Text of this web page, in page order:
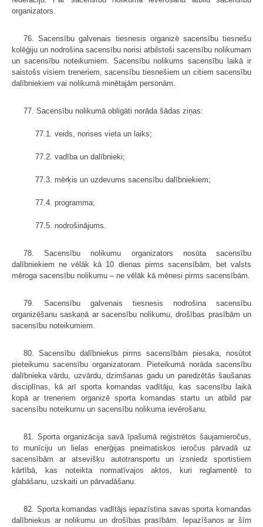
organizators.
76. Sacensību galvenais tiesnesis organizē sacensību tiesnešu
kolēģiju un nodrošina sacensību norisi atbilstoši sacensību nolikumam
un sacensību noteikumiem. Sacensību nolikums sacensību laikā ir
saistošs visiem treneriem, sacensību tiesnešiem un citiem sacensību
dalībniekiem vai nolikumā minētajām personām.
77. Sacensību nolikumā obligāti norāda šādas ziņas:
77.1. veids, norises vieta un laiks;
77.2. vadība un dalībnieki;
77.3. mērķis un uzdevums sacensību dalībniekiem;
77.4. programma;
77.5. nodrošinājums.
78. Sacensību nolikumu organizators nosūta sacensību
dalībniekiem ne vēlāk kā 10 dienas pirms sacensībām, bet valsts
mēroga sacensību nolikumu – ne vēlāk kā mēnesi pirms sacensībām.
79. Sacensību galvenais tiesnesis nodrošina sacensību
organizēšanu saskaņā ar sacensību nolikumu, drošības prasībām un
sacensību noteikumiem.
80. Sacensību dalībniekus pirms sacensībām piesaka, nosūtot
pieteikumu sacensību organizatoram. Pieteikumā norāda sacensību
dalībnieka vārdu, uzvārdu, dzimšanas gadu un paredzētās šaušanas
disciplīnas, kā arī sporta komandas vadītāju, kas sacensību laikā
kopā ar treneriem organizē sporta komandas startu un atbild par
sacensību noteikumu un sacensību nolikuma ievērošanu.
81. Sporta organizācija savā īpašumā reģistrētos šaujamieročus,
to munīciju un lielas enerģijas pneimatiskos ieročus pārvadā uz
sacensībām ar atsevišķu autotransportu un izsniedz sportistiem
kārtībā, kas noteikta normatīvajos aktos, kuri reglamentē to
glabāšanu, uzskaiti un pārvadāšanu.
82. Sporta komandas vadītājs iepazīstina savas sporta komandas
dalībniekus ar nolikumu un drošības prasībām. Iepazīšanos ar šīm